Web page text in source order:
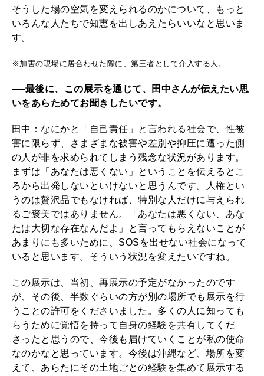
そうした場の空気を変えられるのかについて、もっと
いろんな人たちで知恵を出しあえたらいいなと思いま
す。
※加害の現場に居合わせた際に、第三者として介入する人。
──最後に、この展示を通じて、田中さんが伝えたい思
いをあらためてお聞きしたいです。
田中：なにかと「自己責任」と言われる社会で、性被
害に限らず、さまざまな被害や差別や抑圧に遭った側
の人が非を求められてしまう残念な状況があります。
まずは「あなたは悪くない」ということを伝えるとこ
ろから出発しないといけないと思うんです。人権とい
うのは贅沢品でもなければ、特別な人だけに与えられ
るご褒美ではありません。「あなたは悪くない、あな
たは大切な存在なんだよ」と言ってもらえないことが
あまりにも多いために、SOSを出せない社会になって
いると思います。そういう状況を変えたいですね。
この展示は、当初、再展示の予定がなかったのです
が、その後、半数ぐらいの方が別の場所でも展示を行
うことの許可をくださいました。多くの人に知っても
らうために覚悟を持って自身の経験を共有してくだ
さったと思うので、今後も届けていくことが私の使命
なのかなと思っています。今後は沖縄など、場所を変
えて、あらたにその土地ごとの経験を集めて展示する